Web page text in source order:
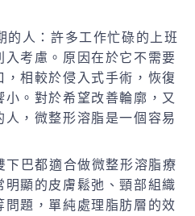
人：許多工作忙碌的上班
考慮。原因在於它不需要
相較於侵入式手術，恢復
。對於希望改善輪廓，又
，微整形溶脂是一個容易
下巴都適合做微整形溶脂療
顯的皮膚鬆弛、頸部組織
題，單純處理脂肪層的效